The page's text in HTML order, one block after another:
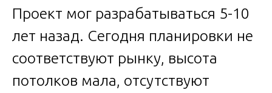
Проект мог разрабатываться 5-10
лет назад. Сегодня планировки не
соответствуют рынку, высота
потолков мала, отсутствуют